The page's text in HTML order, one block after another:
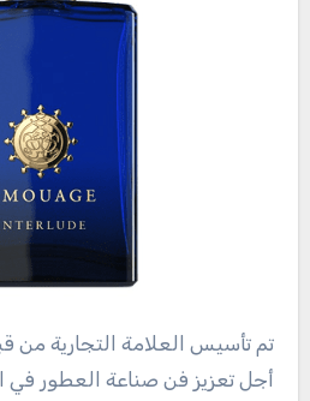
أجل تعزيز فن صناعة العطور في